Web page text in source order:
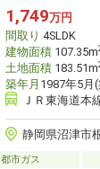
1,749万円
間取り 4SLDK
建物面積107.35m
土地面積183.51m
築年月 1987年5月
ＪＲ東海道本
静岡県沼津市
都市ガス